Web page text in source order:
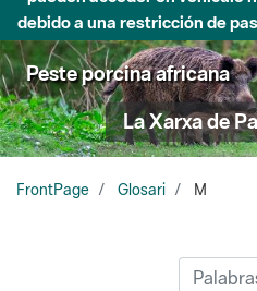
debido a una restricción de
Peste porcina africana
La Xarxa de
FrontPage Glosari M